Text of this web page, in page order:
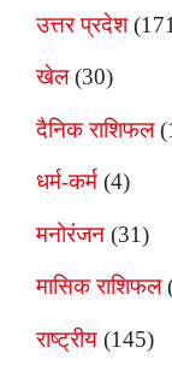
उत्तर प्रदेश
खेल(30)
दैनिक राशिफल
धर्म-कर्म (4)
मनोरंजन (31)
मासिक राशिफल
राष्ट्रीय (145)